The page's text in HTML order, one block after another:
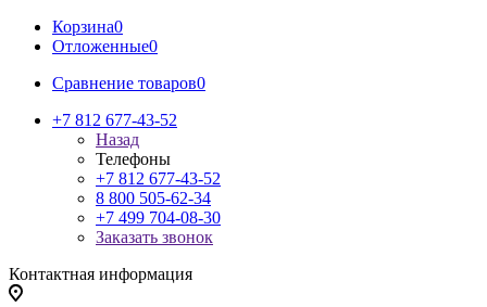
Корзина0
Отложенные0
Сравнение товаров0
+7 812 677-43-52
Назад
Телефоны
+7 812 677-43-52
8 800 505-62-34
+7 499 704-08-30
Заказать звонок
Контактная информация